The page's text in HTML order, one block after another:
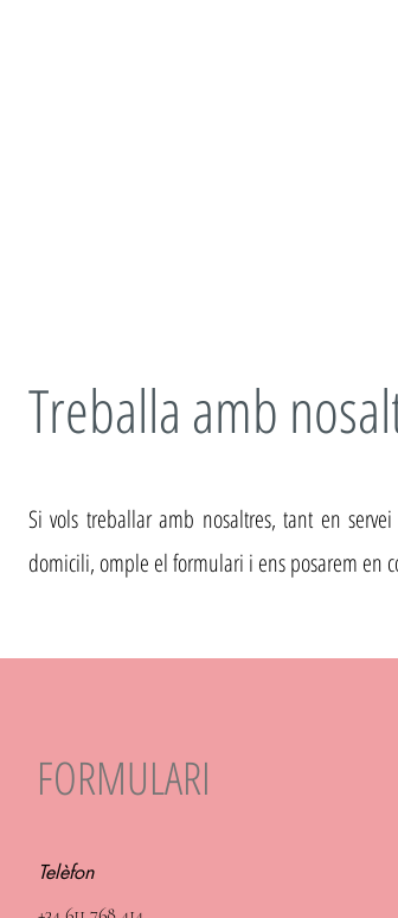
Treballa amb
Si vols treballar amb nosaltres, tant en
domicili, omple el formulari i ens posarem en
FORMULARI
Telèfon